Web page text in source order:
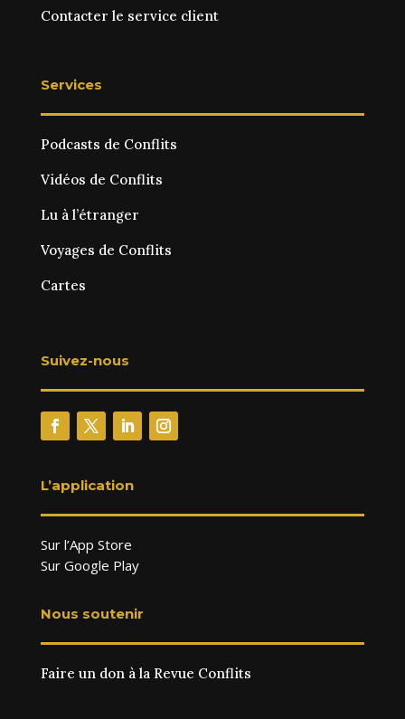
Contacter le service client
Services
Podcasts de Conflits
Vidéos de Conflits
Lu à l’étranger
Voyages de Conflits
Cartes
Suivez-nous
L’application
Sur l’App Store
Sur Google Play
Nous soutenir
Faire un don à la Revue Conflits